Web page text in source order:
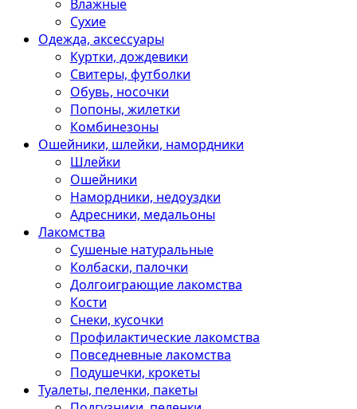
Влажные
Сухие
Одежда, аксессуары
Куртки, дождевики
Свитеры, футболки
Обувь, носочки
Попоны, жилетки
Комбинезоны
Ошейники, шлейки, намордники
Шлейки
Ошейники
Намордники, недоуздки
Адресники, медальоны
Лакомства
Сушеные натуральные
Колбаски, палочки
Долгоиграющие лакомства
Кости
Снеки, кусочки
Профилактические лакомства
Повседневные лакомства
Подушечки, крокеты
Туалеты, пеленки, пакеты